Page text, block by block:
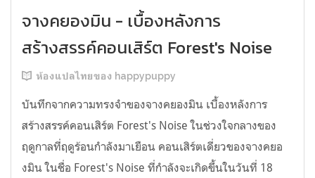
จางคยองมิน - เบื้องหลังการ
สร้างสรรค์คอนเสิร์ต Forest's Noise
ห้องแปลไทยของ happypuppy
บันทึกจากความทรงจำของจางคยองมิน เบื้องหลังการ
สร้างสรรค์คอนเสิร์ต Forest's Noise ในช่วงใจกลางของ
ฤดูกาลที่ฤดูร้อนกำลังมาเยือน คอนเสิร์ตเดี่ยวของจางคยอ
งมิน ในชื่อ Forest's Noise ที่กำลังจะเกิดขึ้นในวันที่ 18